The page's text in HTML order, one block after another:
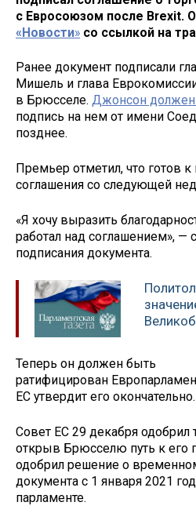
с Евросоюзом после Brexit.
«Новости» со ссылкой на
Ранее документ подписали
Мишель и глава
в Брюсселе. Джонсон
подпись на нем от имени
позднее.
Премьер отметил, что готов к
соглашения со следующей
«Я хочу выразить
работал над соглашением», —
подписания документа.
Теперь он должен быть
ратифицирован
ЕС утвердит его окончательно.
Совет ЕС 29 декабря одобрил
открыв Брюсселю путь к его
одобрил решение о
документа с 1 января 2021
парламенте.